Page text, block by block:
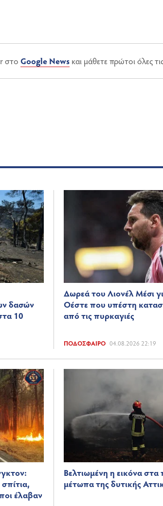
στο Google Newsκαι μάθετε πρώτοι όλες
δασών
10
Δωρεά του Λιονέλ Μέσι
Οέστε που υπέστη
από τις πυρκαγιές
ΠΟΔΌΣΦΑΙΡΟ 04.08.2026 22:19
έλαβαν
Βελτιωμένη η εικόνα στα
μέτωπα της δυτικής